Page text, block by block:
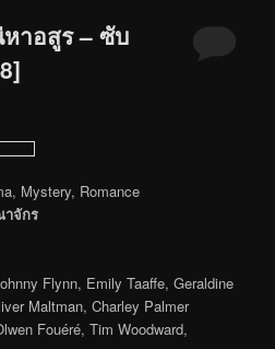
หาอสูร – ซับ
Mystery, Romance
จักร
Flynn, Emily Taaffe, Geraldine
Maltman, Charley Palmer
Fouéré, Tim Woodward,